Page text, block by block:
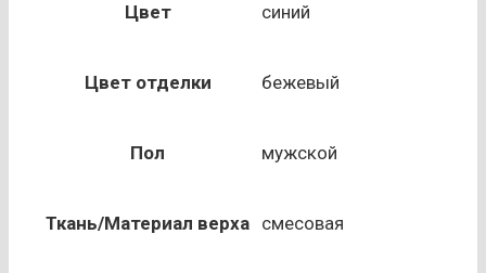
Цвет синий
Цвет отделки бежевый
Пол мужской
Ткань/Материал верха смесовая